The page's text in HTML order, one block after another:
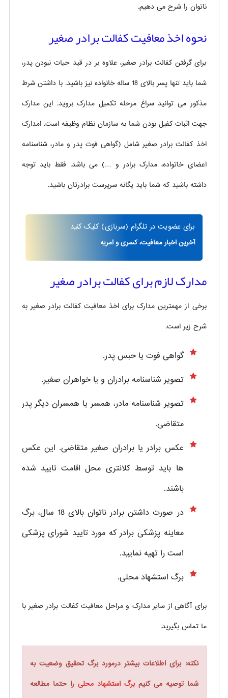
ناتوان را شرح می دهیم.
نحوه اخذ معافیت کفالت برادر صغیر
برای گرفتن کفالت برادر صغیر، علاوه بر در قید حیات نبودن پدر،
شما باید تنها پسر بالای 18 ساله خانواده نیز باشید. با داشتن شرط
مذکور می توانید سراغ مرحله تکمیل مدارک بروید. این مدارک
جهت اثبات کفیل بودن شما به سازمان نظام وظیفه است. امدارک
اخذ کفالت برادر صغیر شامل (گواهی فوت پدر و مادر، شناسنامه
اعضای خاتواده، مدارک برادر و …) می باشد. فقط باید توجه
داشته باشید که شما باید یگانه سرپرست برادرتان باشید.
برای عضویت در تلگرام (سربازی) کلیک کنید
آخرین اخبار معافیت، کسری و امریه
مدارک لازم برای کفالت برادر صغیر
برخی از مهمترین مدارک برای اخذ معافیت کفالت برادر صغیر به
شرح زیر است.
گواهی فوت یا حبس پدر.
تصویر شناسنامه برادران و یا خواهران صغیر.
تصویر شناسنامه مادر، همسر یا همسران دیگر پدر
متقاضی.
عکس برادر یا برادران صغیر متقاضی. این عکس
ها باید توسط کلانتری محل اقامت تایید شده
باشند.
در صورت داشتن برادر ناتوان بالای 18 سال، برگ
معاینه پزشکی برادر که مورد تایید شورای پزشکی
است را تهیه نمایید.
برگ استشهاد محلی.
برای آگاهی از سایر مدارک و مراحل معافیت کفالت برادر صغیر با
ما تماس بگیرید.
نکته: برای اطلاعات بیشتر درمورد برگ تحقیق وضعیت به
شما توصیه می کنیمبرگ استشهاد محلی را حتما مطالعه